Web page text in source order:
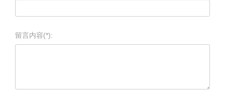
留言内容(*):